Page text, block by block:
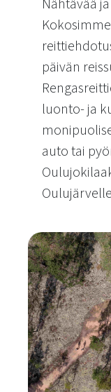
Nähtävää
päivän
luonto- ja
auto tai
Jääkauden